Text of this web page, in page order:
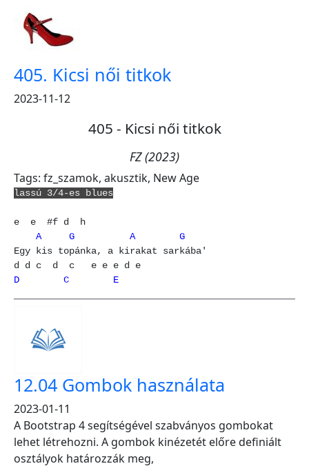
405. Kicsi női titkok
2023-11-12
405 - Kicsi női titkok
FZ (2023)
Tags: fz_szamok, akusztik, New Age
lassú 3/4-es blues
    A     G          A        G
Egy kis topánka, a kirakat sarkába'
D        C        E
12.04 Gombok használata
2023-01-11
A Bootstrap 4 segítségével szabványos gombokat
lehet létrehozni. A gombok kinézetét előre definiált
osztályok határozzák meg,